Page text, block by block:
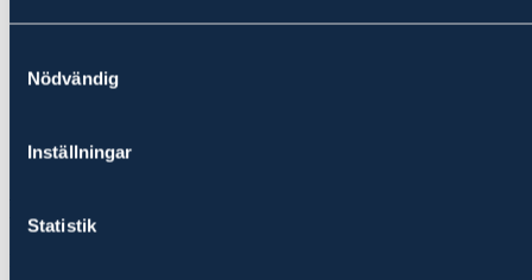
Nödvändig
Inställningar
Statistik
Skogsinformation
Skogsbruksplan
Karta_Arbra_Kyrkby_13_31